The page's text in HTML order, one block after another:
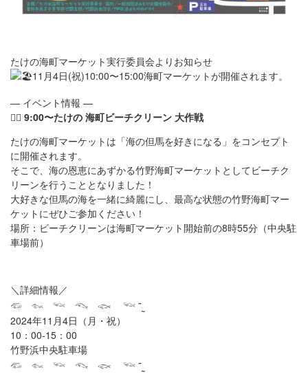
たけの海町マーケット実行委員会よりお知らせ
11月4日(祝)10:00〜15:00海町マーケットが開催されます。
— イベント情報 —
🧜‍♀️ 9:00〜たけの 海町ビーチクリーン 大作戦
たけの海町マーケットは「海の但馬を好きになる」をコンセプト
に開催されます。
そこで、海の恩恵にあずかる竹野海町マーケットとしてビーチク
リーンを行うこととなりました！
大好きな但馬の海を一緒に綺麗にし、最高な状態の竹野海町マー
ケットにぜひご参加ください！
場所：ビーチクリーンは海町マーケット開始前の8時55分（中央駐
車場前）
＼詳細情報／
𓆛 𓆜 𓆝 𓆞 𓆟 𓆝 ˜˷
2024年11月4日（月・祝）
10：00-15：00
竹野浜中央駐車場
𓆛 𓆜 𓆝 𓆞 𓆟 𓆝 ˜˷